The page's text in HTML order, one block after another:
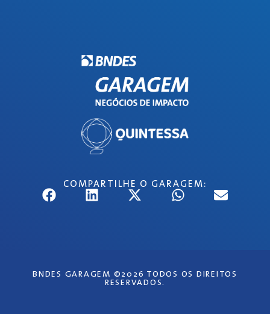
COMPARTILHE O GARAGEM:
BNDES GARAGEM ©2026 TODOS OS DIREITOS
RESERVADOS.